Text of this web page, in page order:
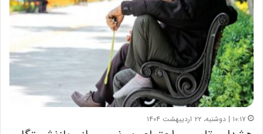
۱۰:۱۷ | دوشنبه، ۲۲ اردیبهشت ۱۴۰۴